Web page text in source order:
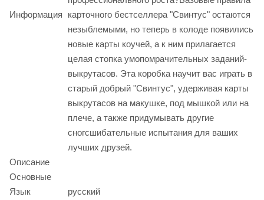
Информация
карточного бестселлера "Свинтус" остаются
незыблемыми, но теперь в колоде появились
новые карты коучей, а к ним прилагается
целая стопка умопомрачительных заданий-
выкрутасов. Эта коробка научит вас играть в
старый добрый "Свинтус", удерживая карты
выкрутасов на макушке, под мышкой или на
плече, а также придумывать другие
сногсшибательные испытания для ваших
лучших друзей.
Описание
Основные
Язык
русский